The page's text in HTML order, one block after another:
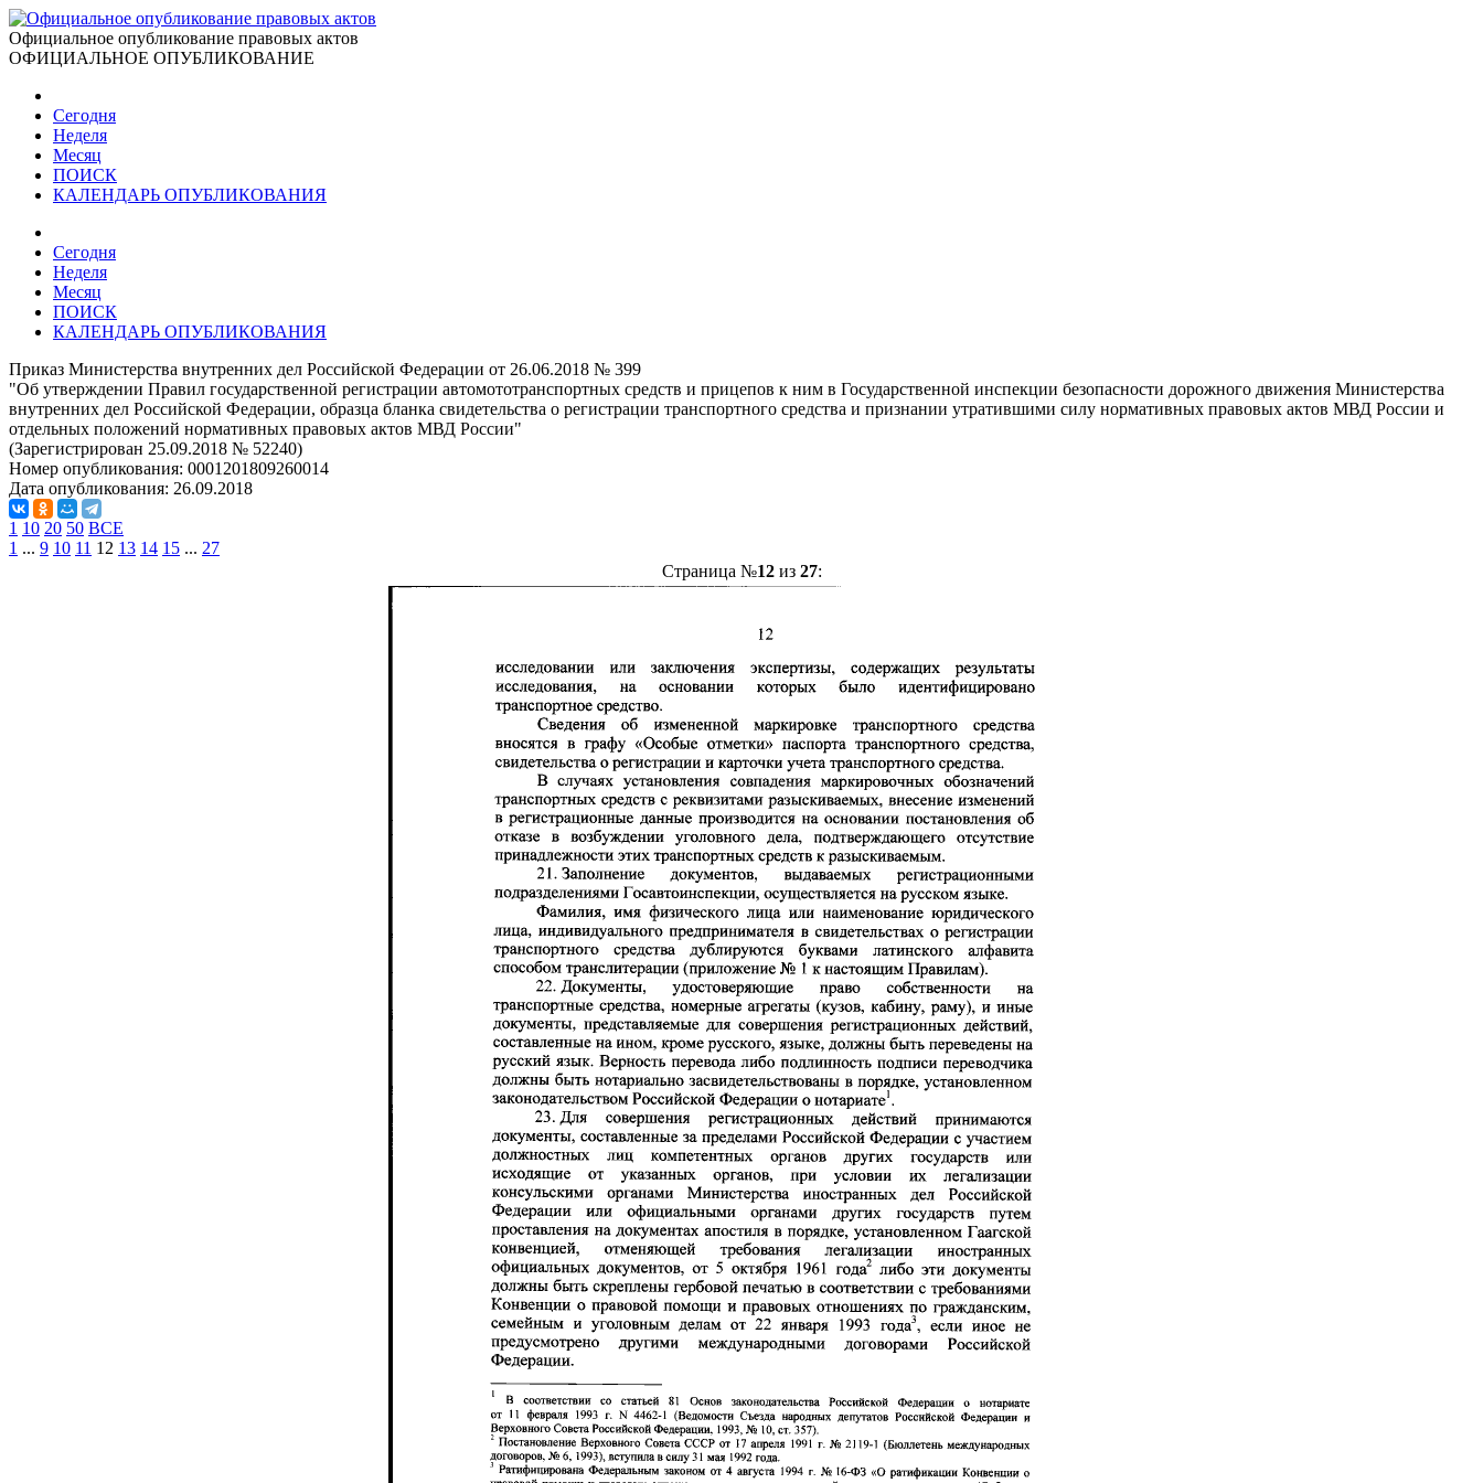
Официальное опубликование правовых актов
ОФИЦИАЛЬНОЕ ОПУБЛИКОВАНИЕ
Сегодня
Неделя
Месяц
ПОИСК
КАЛЕНДАРЬ ОПУБЛИКОВАНИЯ
Сегодня
Неделя
Месяц
ПОИСК
КАЛЕНДАРЬ ОПУБЛИКОВАНИЯ
Приказ Министерства внутренних дел Российской Федерации от 26.06.2018 № 399
"Об утверждении Правил государственной регистрации автомототранспортных средств и прицепов к ним в Государственной инспекции безопасности дорожного движения Министерства
внутренних дел Российской Федерации, образца бланка свидетельства о регистрации транспортного средства и признании утратившими силу нормативных правовых актов МВД России и
отдельных положений нормативных правовых актов МВД России"
(Зарегистрирован 25.09.2018 № 52240)
Номер опубликования: 0001201809260014
Дата опубликования: 26.09.2018
1 10 20 50 ВСЕ
1 ... 9 10 11 12 13 14 15 ... 27
Страница №12из 27: